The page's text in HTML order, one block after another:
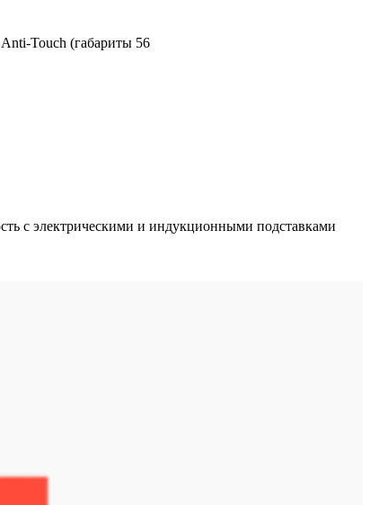
Touch (габариты 56
с электрическими и индукционными подставками